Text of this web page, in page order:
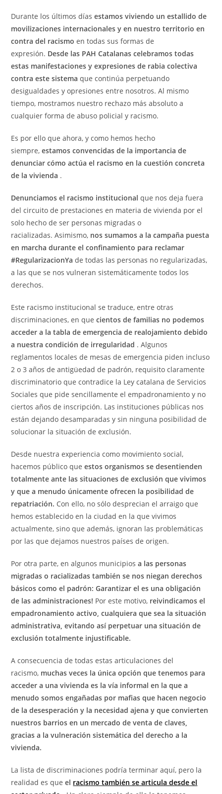
Durante los últimos díasestamos viviendo un estallido de
movilizaciones internacionales y en nuestro territorio en
contra del racismo en todas sus formas de
expresión. Desde las PAH Catalanas celebramos todas
estas manifestaciones y expresiones de rabia colectiva
contra este sistema que continúa perpetuando
desigualdades y opresiones entre nosotros. Al mismo
tiempo, mostramos nuestro rechazo más absoluto a
cualquier forma de abuso policial y racismo.
Es por ello que ahora, y como hemos hecho
siempre,estamos convencidas de la importancia de
denunciar cómo actúa el racismo en la cuestión concreta
de la vivienda .
Denunciamos el racismo institucional que nos deja fuera
del circuito de prestaciones en materia de vivienda por el
solo hecho de ser personas migradas o
racializadas. Asimismo, nos sumamos a la campaña puesta
en marcha durante el confinamiento para reclamar
#RegularizacionYa de todas las personas no regularizadas,
a las que se nos vulneran sistemáticamente todos los
derechos.
Este racismo institucional se traduce, entre otras
discriminaciones, en quecientos de familias no podemos
acceder a la tabla de emergencia de realojamiento debido
a nuestra condición de irregularidad . Algunos
reglamentos locales de mesas de emergencia piden incluso
2 o 3 años de antigüedad de padrón, requisito claramente
discriminatorio que contradice la Ley catalana de Servicios
Sociales que pide sencillamente el empadronamiento y no
ciertos años de inscripción. Las instituciones públicas nos
están dejando desamparadas y sin ninguna posibilidad de
solucionar la situación de exclusión.
Desde nuestra experiencia como movimiento social,
hacemos público queestos organismos se desentienden
totalmente ante las situaciones de exclusión que vivimos
y que a menudo únicamente ofrecen la posibilidad de
repatriación. Con ello, no sólo desprecian el arraigo que
hemos establecido en la ciudad en la que vivimos
actualmente, sino que además, ignoran las problemáticas
por las que dejamos nuestros países de origen.
Por otra parte, en algunos municipiosa las personas
migradas o racializadas también se nos niegan derechos
básicos como el padrón: Garantizar el es una obligación
de las administraciones! Por este motivo, reivindicamos el
empadronamiento activo, cualquiera que sea la situación
administrativa, evitando así perpetuar una situación de
exclusión totalmente injustificable.
A consecuencia de todas estas articulaciones del
racismo, muchas veces la única opción que tenemos para
acceder a una vivienda es la vía informal en la que a
menudo somos engañadas por mafias que hacen negocio
de la desesperación y la necesidad ajena y que convierten
nuestros barrios en un mercado de venta de claves,
gracias a la vulneración sistemática del derecho a la
vivienda.
La lista de discriminaciones podría terminar aquí, pero la
realidad es queel racismo también se articula desde el